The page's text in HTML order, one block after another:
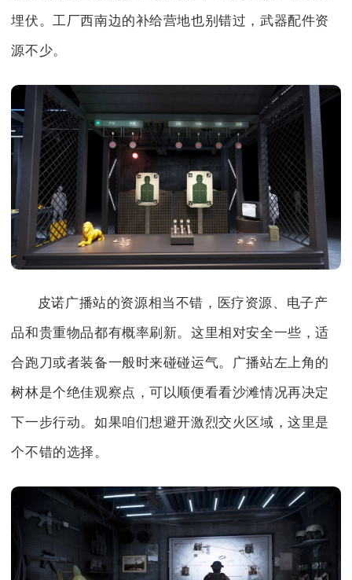
埋伏。工厂西南边的补给营地也别错过，武器配件资
源不少。
皮诺广播站的资源相当不错，医疗资源、电子产
品和贵重物品都有概率刷新。这里相对安全一些，适
合跑刀或者装备一般时来碰碰运气。广播站左上角的
树林是个绝佳观察点，可以顺便看看沙滩情况再决定
下一步行动。如果咱们想避开激烈交火区域，这里是
个不错的选择。